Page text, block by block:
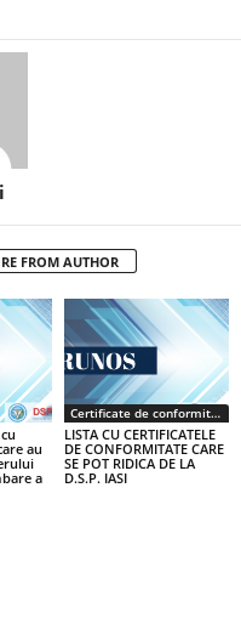
FROM AUTHOR
au
a
Certificate de conformitate
LISTA CU CERTIFICATELE
DE CONFORMITATE CARE
SE POT RIDICA DE LA
D.S.P. IASI